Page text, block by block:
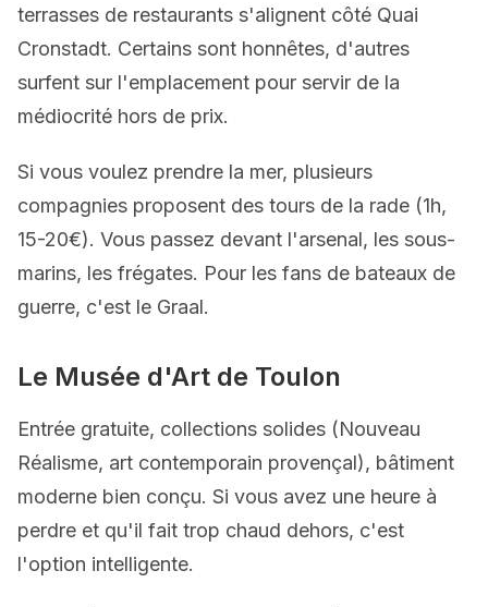
terrasses de restaurants s'alignent côté Quai
Cronstadt. Certains sont honnêtes, d'autres
surfent sur l'emplacement pour servir de la
médiocrité hors de prix.
Si vous voulez prendre la mer, plusieurs
compagnies proposent des tours de la rade (1h,
15-20€). Vous passez devant l'arsenal, les sous-
marins, les frégates. Pour les fans de bateaux de
guerre, c'est le Graal.
Le Musée d'Art de Toulon
Entrée gratuite, collections solides (Nouveau
Réalisme, art contemporain provençal), bâtiment
moderne bien conçu. Si vous avez une heure à
perdre et qu'il fait trop chaud dehors, c'est
l'option intelligente.